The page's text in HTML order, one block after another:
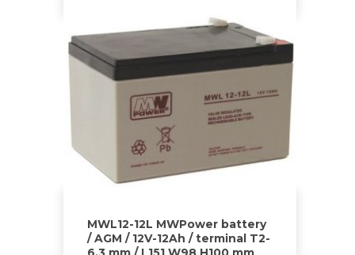
MWL12-12L MWPower battery
/ AGM / 12V-12Ah / terminal T2-